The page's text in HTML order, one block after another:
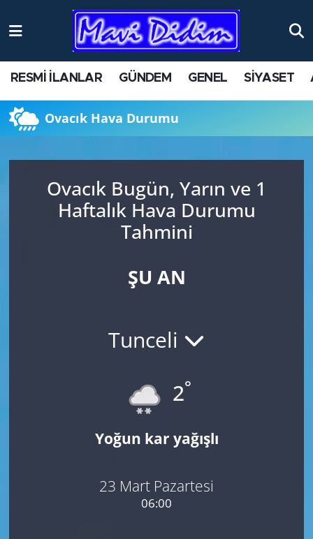
RESMİ İLANLAR GÜNDEM GENEL SİYASET
Ovacık Hava Durumu
Ovacık Bugün, Yarın ve 1
Haftalık Hava Durumu
Tahmini
ŞU AN
Tunceli
2°
Yoğun kar yağışlı
23 Mart Pazartesi
06:00
ANTİK YERLER
AYDIN
BİLİM VE TEKNOLOJİ
ÇEVRE
KÜLTÜR SANAT
Nöbetçi Eczaneler
Namaz Vakitleri
Trafik Durumu
Süper Lig Puan Durumu ve Fikstür
Tüm Manşetler